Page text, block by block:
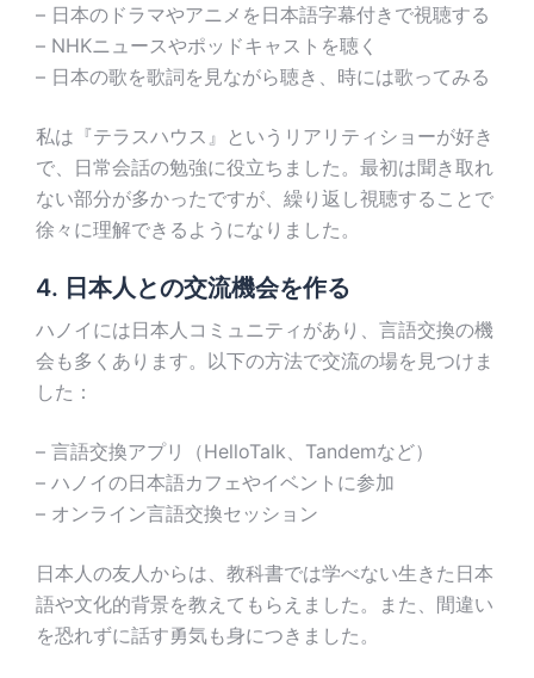
– 日本のドラマやアニメを日本語字幕付きで視聴する
– NHKニュースやポッドキャストを聴く
– 日本の歌を歌詞を見ながら聴き、時には歌ってみる
私は『テラスハウス』というリアリティショーが好き
で、日常会話の勉強に役立ちました。最初は聞き取れ
ない部分が多かったですが、繰り返し視聴することで
徐々に理解できるようになりました。
4. 日本人との交流機会を作る
ハノイには日本人コミュニティがあり、言語交換の機
会も多くあります。以下の方法で交流の場を見つけま
した：
– 言語交換アプリ（HelloTalk、Tandemなど）
– ハノイの日本語カフェやイベントに参加
– オンライン言語交換セッション
日本人の友人からは、教科書では学べない生きた日本
語や文化的背景を教えてもらえました。また、間違い
を恐れずに話す勇気も身につきました。